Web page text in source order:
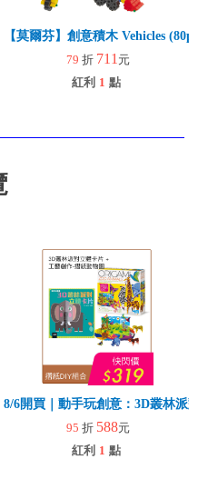
(交通工具)
【莫爾芬】創意積木 Vehicles
79 折 711 元
紅利 1 點
琴
8/6開買｜動手玩創意：3D叢林派
95 折 588元
紅利 1 點